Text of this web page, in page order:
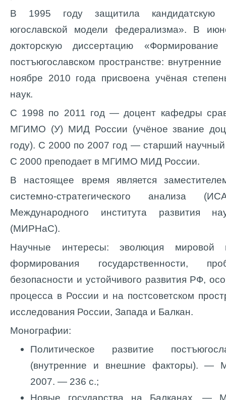
В 1995 году защитила кандидатскую
югославской модели федерализма». В
докторскую диссертацию «Формирование
постъюгославском пространстве:
ноябре 2010 года присвоена учёная
наук.
С 1998 по 2011 год — доцент кафедры
МГИМО (У) МИД России (учёное звание
году). С 2000 по 2007 год — старший
С 2000 преподает в МГИМО МИД России.
В настоящее время является
системно-стратегического анализа
Международного института развития
(МИРНаС).
Научные интересы: эволюция мировой
формирования государственности,
безопасности и устойчивого развития РФ,
процесса в России и на постсоветском
исследования России, Запада и Балкан.
Монографии:
Политическое развитие
(внутренние и внешние факторы). —
2007. — 236 с.;
Новые государства на Балканах. —